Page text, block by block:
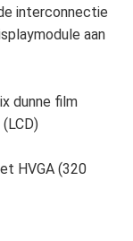
interconnectie
aan
dunne film
HVGA (320